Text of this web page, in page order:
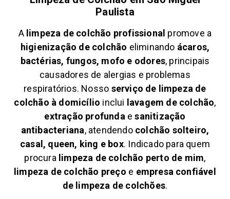
Paulista
A limpeza de colchão profissional promove a
higienização de colchão eliminando ácaros,
bactérias, fungos, mofo e odores, principais
causadores de alergias e problemas
respiratórios. Nosso serviço de limpeza de
colchão à domicílio inclui lavagem de colchão,
extração profunda esanitização
antibacteriana, atendendo colchão solteiro,
casal, queen, king e box. Indicado para quem
procura limpeza de colchão perto de mim,
limpeza de colchão preço e empresa confiável
de limpeza de colchões.